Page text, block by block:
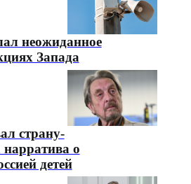
неожиданное
Запада
страну-
нарратива о
детей